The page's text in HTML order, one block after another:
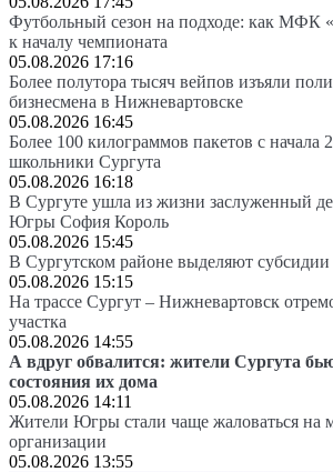
Футбольный сезон на подходе: как МФК
к началу чемпионата
05.08.2026 17:16
Более полутора тысяч вейпов изъяли
бизнесмена в Нижневартовске
05.08.2026 16:45
Более 100 килограммов пакетов с начала
школьники Сургута
05.08.2026 16:18
В Сургуте ушла из жизни заслуженный
Югры София Король
05.08.2026 15:45
В Сургутском районе выделяют субсидии
05.08.2026 15:15
На трассе Сургут – Нижневартовск
участка
05.08.2026 14:55
А вдруг обвалится: жители Сургута
состояния их дома
05.08.2026 14:11
Жители Югры стали чаще жаловаться на
организации
05.08.2026 13:55